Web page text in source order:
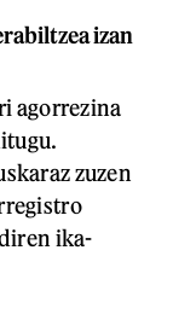
izan
agorrezina
zuzen
ika-